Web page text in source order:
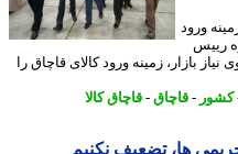
زمینه ورود کالای قاچاق را
-قاچاق-قاچاق کالا
ها، تضعیف نکنیم